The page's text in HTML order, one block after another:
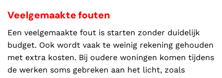
Veelgemaakte fouten
Een veelgemaakte fout is starten zonder duidelijk
budget. Ook wordt vaak te weinig rekening gehouden
met extra kosten. Bij oudere woningen komen tijdens
de werken soms gebreken aan het licht, zoals